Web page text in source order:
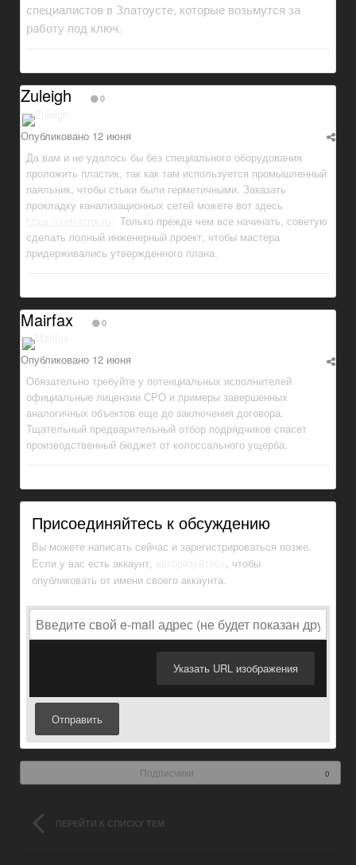
специалистов в Златоусте, которые возьмутся за
работу под ключ.
Zuleigh 0
Опубликовано 12 июня
Да вам и не удалось бы без специального оборудования
проложить пластик, так как там используется промышленный
паяльник, чтобы стыки были герметичными. Заказать
прокладку канализационных сетей можете вот здесь
Только прежде чем все начинать, советую
сделать полный инженерный проект, чтобы мастера
придерживались утвержденного плана.
Mairfax 0
Опубликовано 12 июня
Обязательно требуйте у потенциальных исполнителей
официальные лицензии СРО и примеры завершенных
аналогичных объектов еще до заключения договора.
Тщательный предварительный отбор подрядчиков спасет
производственный бюджет от колоссального ущерба.
Присоединяйтесь к обсуждению
Вы можете написать сейчас и зарегистрироваться позже.
Если у вас есть аккаунт,
, чтобы
опубликовать от имени своего аккаунта.
Указать URL изображения
Отправить
Подписчики 0
ПЕРЕЙТИ К СПИСКУ ТЕМ